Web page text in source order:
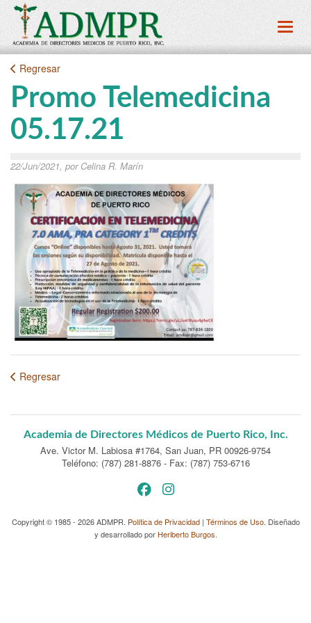
Regresar
Promo Telemedicina
05.17.21
22/Jun/2021, por Celina R. Marín
Regresar
Academia de Directores Médicos de Puerto Rico, Inc.
Ave. Victor M. Labiosa #1764, San Juan, PR 00926-9754
Teléfono: (787) 281-8876 - Fax: (787) 753-6716
Copyright © 1985 - 2026 ADMPR. Política de Privacidad| Términos de Uso. Diseñado
y desarrollado por Heriberto Burgos.